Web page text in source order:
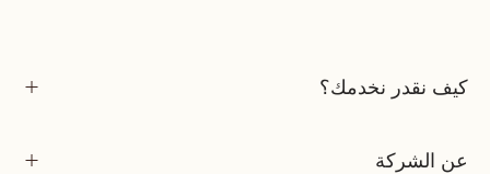
كيف نقدر نخدمك؟
عن الشركة